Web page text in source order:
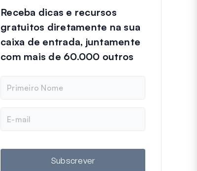
Receba dicas e recursos
gratuitos diretamente na sua
caixa de entrada, juntamente
com mais de 60.000 outros
m
e
a
l
Subscrever